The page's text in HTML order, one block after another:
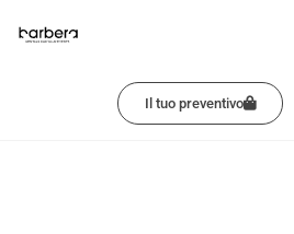
Il tuo preventivo